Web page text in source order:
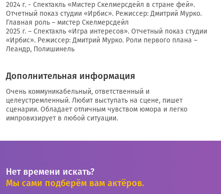
2024 г. - Спектакль «Мистер Скелмерсдейл в стране фей».
Отчетный показ студии «Ирбис». Режиссер: Дмитрий Мурко.
Главная роль – мистер Скелмерсдейл
2025 г. – Спектакль «Игра интересов». Отчетный показ студии
«Ирбис». Режиссер: Дмитрий Мурко. Роли первого плана –
Леандр, Полишинель
Дополнительная информация
Очень коммуникабельный, ответственный и
целеустремленный. Любит выступать на сцене, пишет
сценарии. Обладает отличным чувством юмора и легко
импровизирует в любой ситуации.
Нет времени искать?
Мы сами подберём вам актёров.